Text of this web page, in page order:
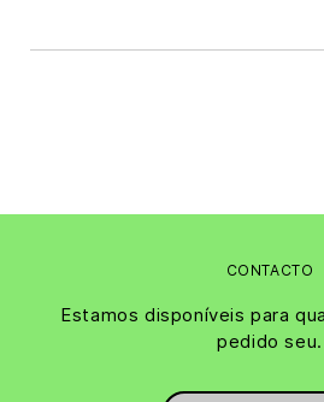
CONTACTO
Estamos disponíveis para
pedido seu.